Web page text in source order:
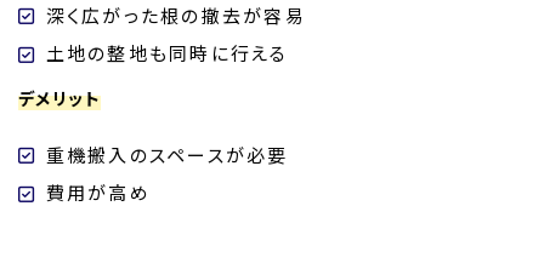
深く広がった根の撤去が容易
土地の整地も同時に行える
デメリット
重機搬入のスペースが必要
費用が高め